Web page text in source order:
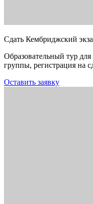
Сдать Кембриджский
Образовательный тур для
группы, регистрация на
Оставить заявку